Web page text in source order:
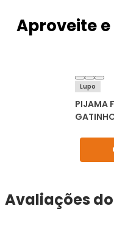
Aproveite
Lupo
PIJAMA
Avaliações